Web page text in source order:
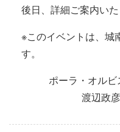
後日、詳細ご案内いた
※このイベントは、城
す。
ポーラ・オル
渡辺政